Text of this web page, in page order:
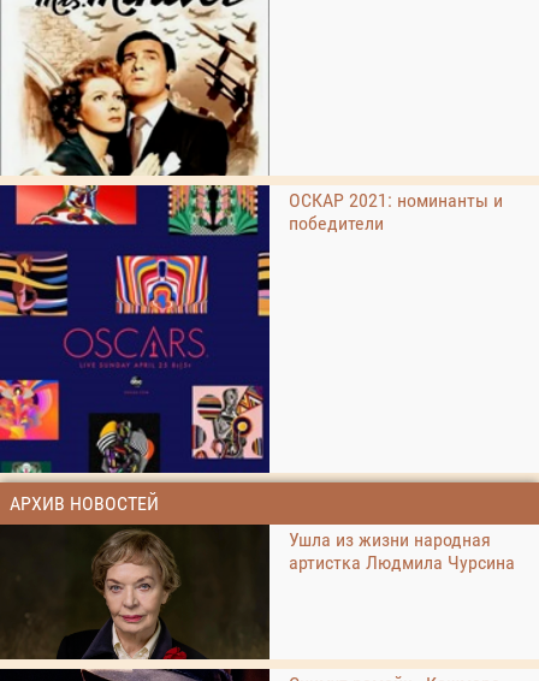
ОСКАР 2021: номинанты и
победители
АРХИВ НОВОСТЕЙ
Ушла из жизни народная
артистка Людмила Чурсина